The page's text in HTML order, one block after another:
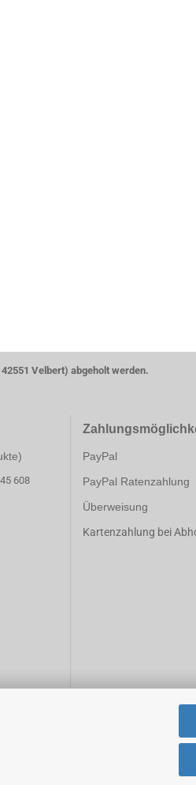
Velbert) abgeholt werden.
608
Zahlungsmöglichk
PayPal
PayPal Ratenzahlung
Überweisung
Kartenzahlung bei